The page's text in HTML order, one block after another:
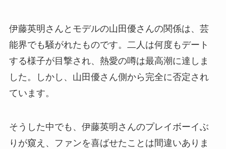
伊藤英明さんとモデルの山田優さんの関係は、芸
能界でも騒がれたものです。二人は何度もデート
する様子が目撃され、熱愛の噂は最高潮に達しま
した。しかし、山田優さん側から完全に否定され
ています。
そうした中でも、伊藤英明さんのプレイボーイぶ
りが窺え、ファンを喜ばせたことは間違いありま